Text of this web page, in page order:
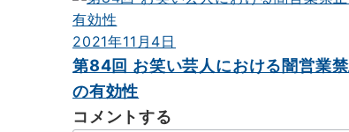
2021年11月4日
第84回 お笑い芸人における闇営業
の有効性
コメントする